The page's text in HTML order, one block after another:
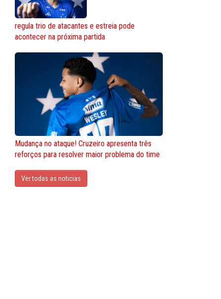
regula trio de atacantes e estreia pode
acontecer na próxima partida
Mudança no ataque! Cruzeiro apresenta três
reforços para resolver maior problema do time
Ver todas as noticias